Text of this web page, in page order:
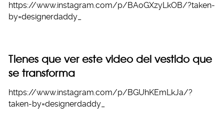
https://www.instagram.com/p/BAoGXzyLkOB/?taken-
by=designerdaddy_
Tienes que ver este video del vestido que
se transforma
https://www.instagram.com/p/BGUhKEmLkJa/?
taken-by=designerdaddy_